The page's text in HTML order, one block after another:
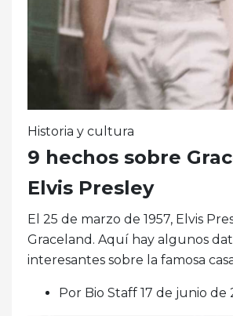
Historia y cultura
9 hechos sobre
Elvis Presley
El 25 de marzo de 1957, Elvis
Graceland. Aquí hay algunos
interesantes sobre la famosa
Por Bio Staff 17 de junio de